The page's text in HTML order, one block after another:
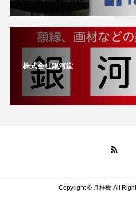
株式会社銀河堂
Copyright © 月桂樹 All